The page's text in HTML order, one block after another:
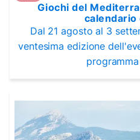
Giochi del
Dal 21 agosto al 3
ventesima edizione